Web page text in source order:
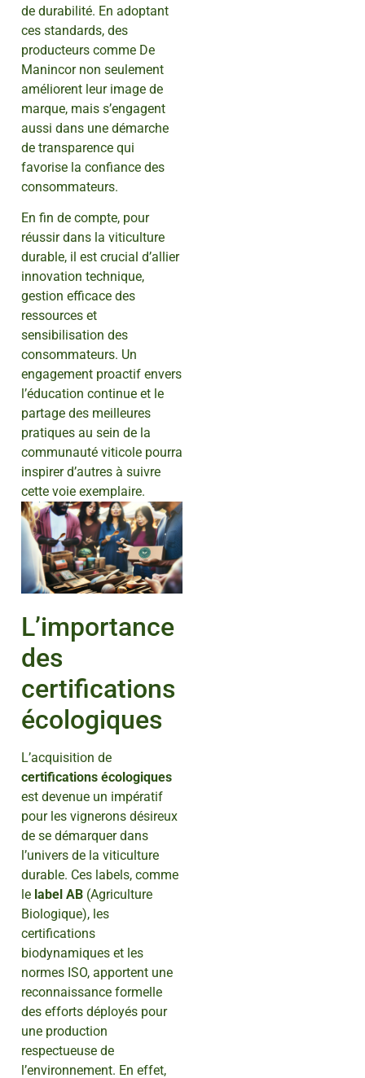
de durabilité. En adoptant
ces standards, des
producteurs comme De
Manincor non seulement
améliorent leur image de
marque, mais s’engagent
aussi dans une démarche
de transparence qui
favorise la confiance des
consommateurs.
En fin de compte, pour
réussir dans la viticulture
durable, il est crucial d’allier
innovation technique,
gestion efficace des
ressources et
sensibilisation des
consommateurs. Un
engagement proactif envers
l’éducation continue et le
partage des meilleures
pratiques au sein de la
communauté viticole pourra
inspirer d’autres à suivre
cette voie exemplaire.
L’importance
des
certifications
écologiques
L’acquisition de
certifications écologiques
est devenue un impératif
pour les vignerons désireux
de se démarquer dans
l’univers de la viticulture
durable. Ces labels, comme
le label AB (Agriculture
Biologique), les
certifications
biodynamiques et les
normes ISO, apportent une
reconnaissance formelle
des efforts déployés pour
une production
respectueuse de
l’environnement. En effet,